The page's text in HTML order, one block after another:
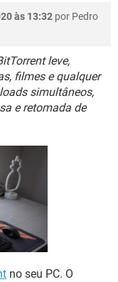
às 13:32 por Pedro
leve,
filmes e qualquer
simultâneos,
e retomada de
no seu PC. O